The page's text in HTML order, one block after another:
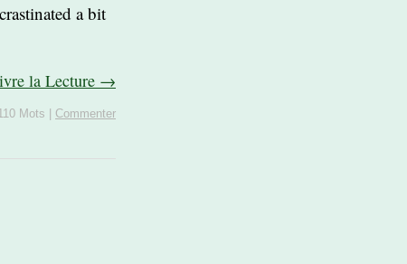
a bit
la Lecture →
Mots Commenter